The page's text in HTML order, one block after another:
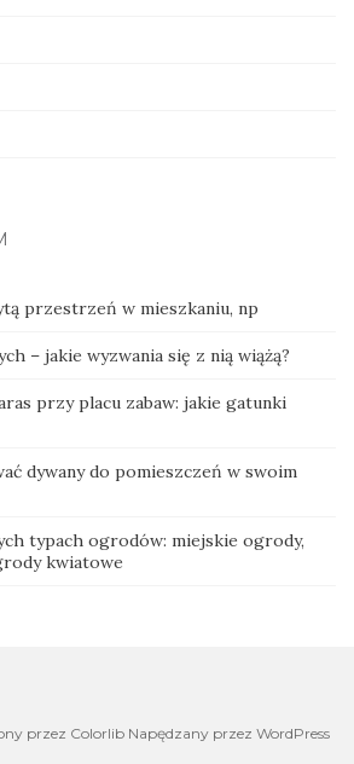
przestrzeń w mieszkaniu, np
– jakie wyzwania się z nią wiążą?
przy placu zabaw: jakie gatunki
dywany do pomieszczeń w swoim
typach ogrodów: miejskie ogrody,
kwiatowe
przez Colorlib Napędzany przez WordPress